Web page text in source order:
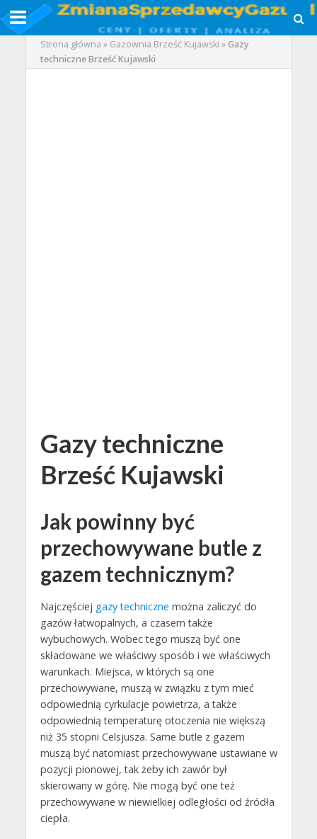
Strona główna » Gazownia Brześć Kujawski »Gazy
techniczne Brześć Kujawski
Gazy techniczne
Brześć Kujawski
Jak powinny być
przechowywane butle z
gazem technicznym?
Najczęściej gazy techniczne można zaliczyć do
gazów łatwopalnych, a czasem także
wybuchowych. Wobec tego muszą być one
składowane we właściwy sposób i we właściwych
warunkach. Miejsca, w których są one
przechowywane, muszą w związku z tym mieć
odpowiednią cyrkulacje powietrza, a także
odpowiednią temperaturę otoczenia nie większą
niż 35 stopni Celsjusza. Same butle z gazem
muszą być natomiast przechowywane ustawiane w
pozycji pionowej, tak żeby ich zawór był
skierowany w górę. Nie mogą być one też
przechowywane w niewielkiej odległości od źródła
ciepła.